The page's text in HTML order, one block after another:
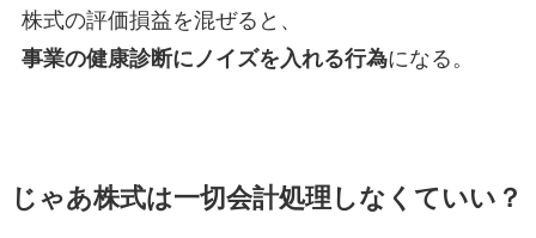
株式の評価損益を混ぜると、
事業の健康診断にノイズを入れる行為になる。
じゃあ株式は一切会計処理しなくていい？